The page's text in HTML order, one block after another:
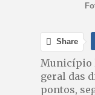
Share
Município
geral das
pontos,